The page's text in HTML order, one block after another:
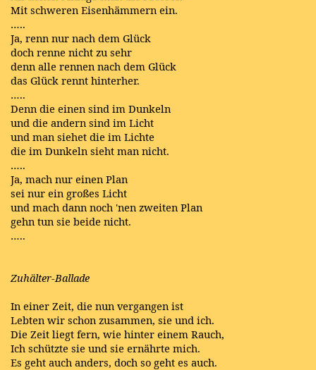
Mit schweren Eisenhämmern ein.
…..
Ja, renn nur nach dem Glück
doch renne nicht zu sehr
denn alle rennen nach dem Glück
das Glück rennt hinterher.
…..
Denn die einen sind im Dunkeln
und die andern sind im Licht
und man siehet die im Lichte
die im Dunkeln sieht man nicht.
…..
Ja, mach nur einen Plan
sei nur ein großes Licht
und mach dann noch 'nen zweiten Plan
gehn tun sie beide nicht.
…..
Zuhälter-Ballade
In einer Zeit, die nun vergangen ist
Lebten wir schon zusammen, sie und ich.
Die Zeit liegt fern, wie hinter einem Rauch,
Ich schützte sie und sie ernährte mich.
Es geht auch anders, doch so geht es auch.